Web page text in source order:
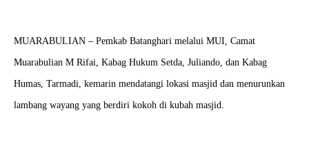
MUARABULIAN – Pemkab Batanghari melalui MUI, Camat
Muarabulian M Rifai, Kabag Hukum Setda, Juliando, dan Kabag
Humas, Tarmadi, kemarin mendatangi lokasi masjid dan menurunkan
lambang wayang yang berdiri kokoh di kubah masjid.